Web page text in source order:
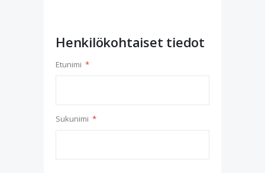
Henkilökohtaiset tiedot
Etunimi
Sukunimi